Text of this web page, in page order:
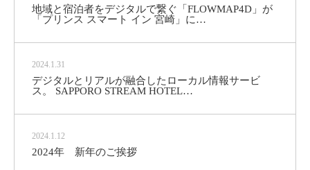
地域と宿泊者をデジタルで繋ぐ「FLOWMAP4D」が
「プリンス スマート イン 宮崎」に…
2024.1.31
デジタルとリアルが融合したローカル情報サービ
ス。 SAPPORO STREAM HOTEL…
2024.1.12
2024年 新年のご挨拶